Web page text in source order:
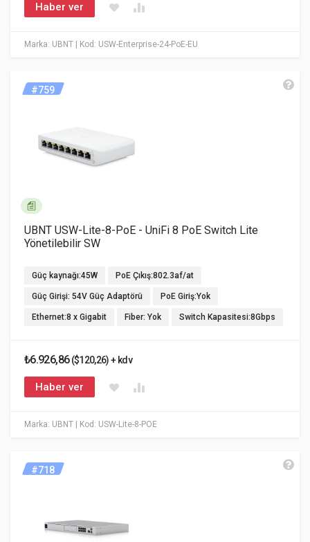
Marka: UBNT | Kod: USW-Enterprise-24-PoE-EU
Haber ver
Marka: UBNT | Kod: USW-Lite-8-POE
#759
UBNT USW-Lite-8-PoE - UniFi 8 PoE Switch Lite
Yönetilebilir SW
Güç kaynağı:45W PoE Çıkış:802.3af/at
Güç Girişi: 54V Güç Adaptörü PoE Giriş:Yok
Ethernet:8 x Gigabit Fiber: Yok Switch Kapasitesi:8Gbps
₺6.926,86($120,26) + kdv
Haber ver
#718